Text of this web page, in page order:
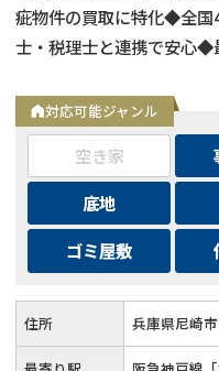
疵物件の買取に特化◆全
士・税理士と連携で安心
料・諸費用も会社負担◆
にも対応◆現地調査・査定
対応可能ジャンル
空き家
底地
ゴミ屋敷
住所 兵庫県尼崎